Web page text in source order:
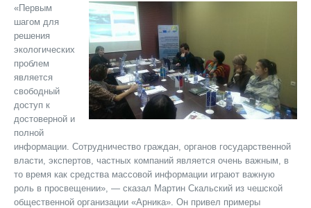
«Первым
шагом для
решения
экологических
проблем
является
свободный
доступ к
достоверной и
полной
информации. Сотрудничество граждан, органов государственной
власти, экспертов, частных компаний является очень важным, в
то время как средства массовой информации играют важную
роль в просвещении», — сказал Мартин Скальский из чешской
общественной организации «Арника». Он привел примеры